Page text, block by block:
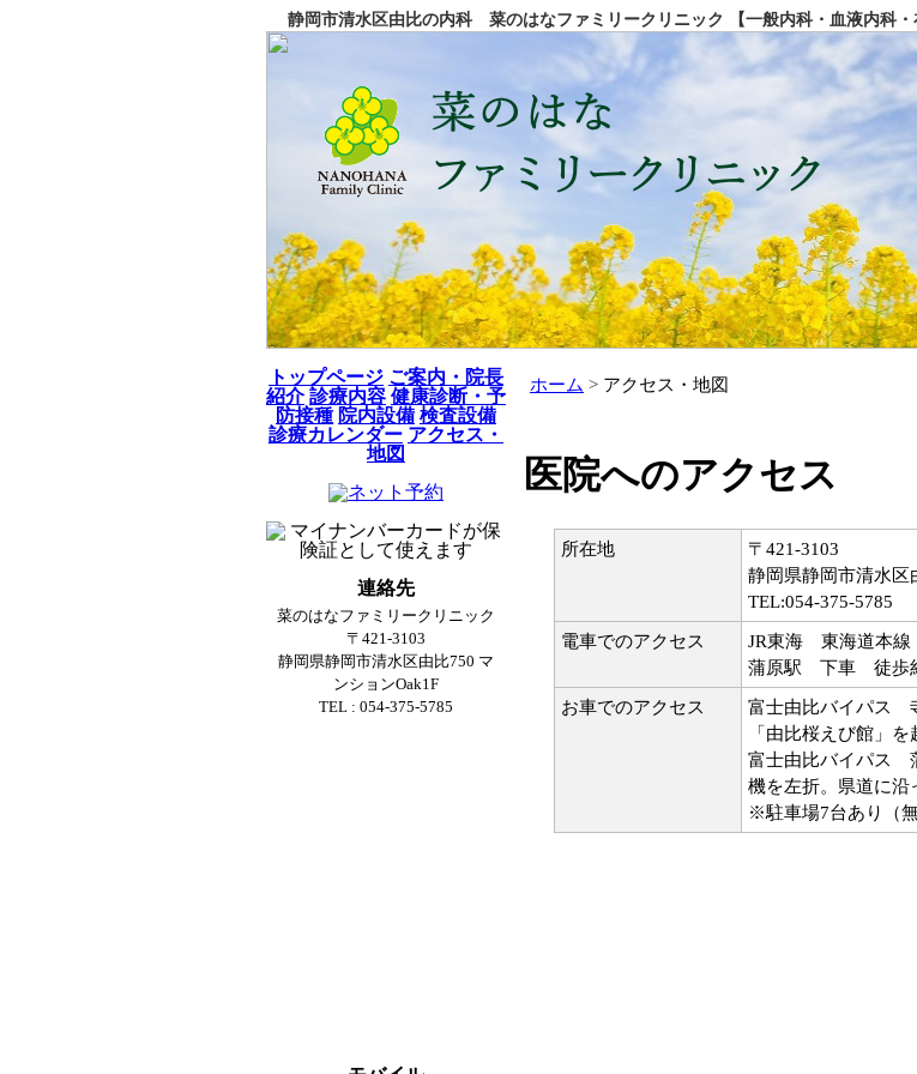
静岡市清水区由比の内科 菜のはなファミリークリニック 【一般内科・血液内科・
トップページ ご案内・院長
紹介 診療内容 健康診断・予
防接種 院内設備 検査設備
診療カレンダー アクセス・
地図
連絡先
菜のはなファミリークリニック
〒421-3103
静岡県静岡市清水区由比750 マ
ンションOak1F
TEL : 054-375-5785
ホーム アクセス・地図
医院へのアクセス
所在地
〒421-3103
静岡県静岡市清水区
TEL:054-375-5785
電車でのアクセス
JR東海 東海道本
蒲原駅 下車 徒歩
お車でのアクセス
富士由比バイパス
「由比桜えび館」を
富士由比バイパス
機を左折。県道に沿
※駐車場7台あり（無